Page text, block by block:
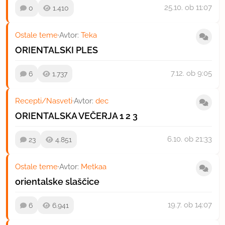
0 1.410 25.10. ob 11:07
Ostale teme·Avtor: Teka
ORIENTALSKI PLES
6 1.737 7.12. ob 9:05
Recepti/Nasveti·Avtor: dec
ORIENTALSKA VEČERJA12 3
23 4.851 6.10. ob 21:33
Ostale teme·Avtor: Metkaa
orientalske slaščice
6 6.941 19.7. ob 14:07